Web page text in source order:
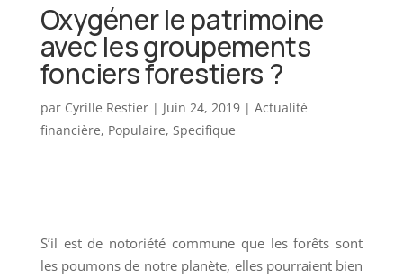
Oxygéner le patrimoine
avec les groupements
fonciers forestiers ?
par Cyrille Restier| Juin 24, 2019| Actualité
financière, Populaire, Specifique
S’il est de notoriété commune que les forêts sont
les poumons de notre planète, elles pourraient bien